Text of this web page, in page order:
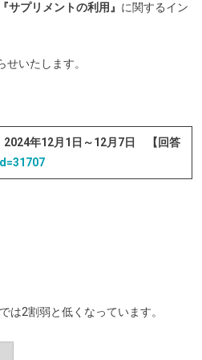
『サプリメントの利用』 に関するイン
いたします。
2024年12月1日～12月7日 【回答
2割弱と低くなっています。